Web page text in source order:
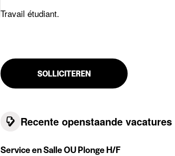
Travail étudiant.
SOLLICITEREN
Recente openstaande
Service en Salle OU Plonge H/F